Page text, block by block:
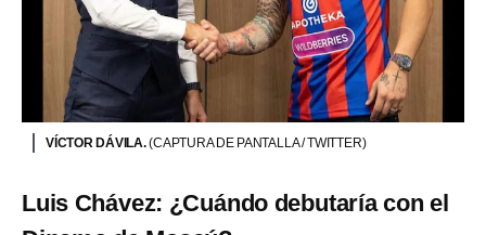
VÍCTOR DÁVILA.(CAPTURA DE PANTALLA / TWITTER)
Luis Chávez: ¿Cuándo debutaría con el